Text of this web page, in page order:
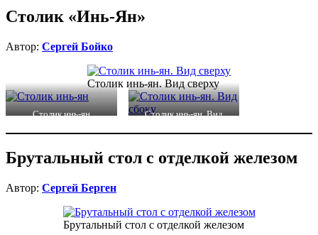
Столик «Инь-Ян»
Автор: Сергей Бойко
Столик инь-ян. Вид сверху
Столик инь-ян
Столик инь-ян. Вид
Брутальный стол с отделкой железом
Автор: Сергей Берген
Брутальный стол с отделкой железом